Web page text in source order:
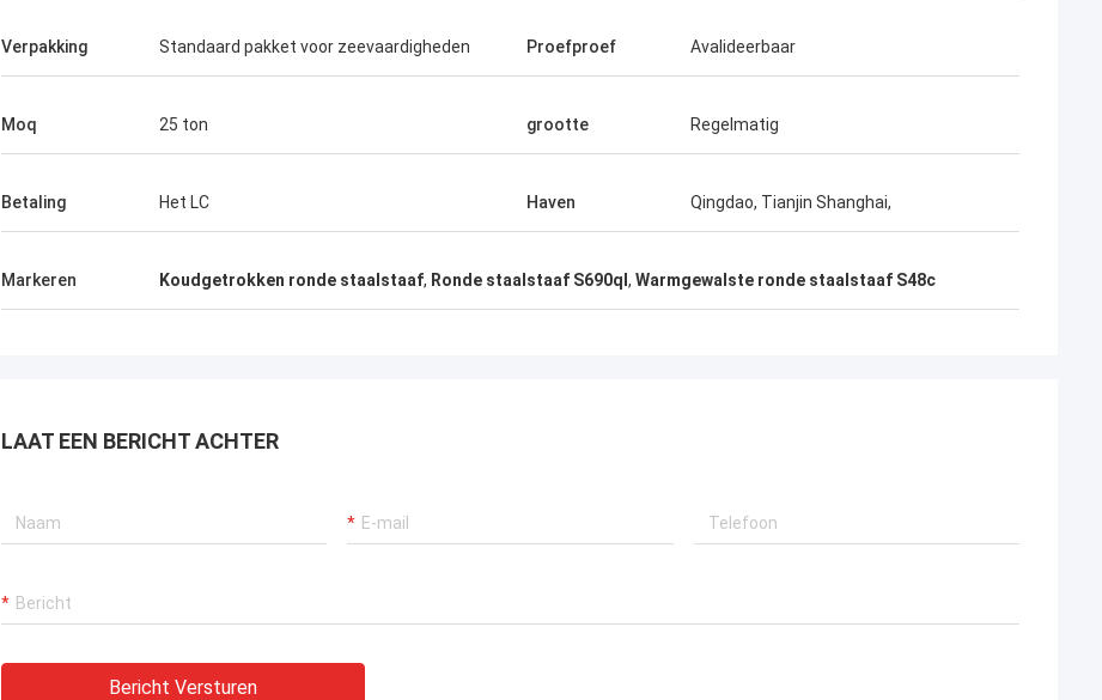
Verpakking Standaard pakket voor zeevaardigheden Proefproef Avalideerbaar
Moq 25 ton grootte Regelmatig
Betaling Het LC Haven Qingdao, Tianjin Shanghai,
Markeren Koudgetrokken ronde staalstaaf, Ronde staalstaaf S690ql , Warmgewalste ronde staalstaaf S48c
LAAT EEN BERICHT ACHTER
Bericht Versturen